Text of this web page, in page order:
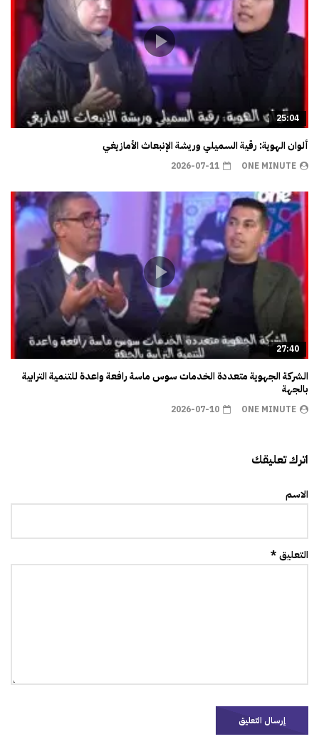
25:04
ألوان الهوية: رقية السميلي وريشة الإنبعاث الأمازيغي
ONE MINUTE
2026-07-11
27:40
الشركة الجهوية متعددة الخدمات سوس ماسة رافعة واعدة للتنمية الترابية
بالجهة
ONE MINUTE
2026-07-10
اترك تعليقك
الاسم
التعليق *